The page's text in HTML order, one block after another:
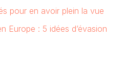
pour en avoir plein la vue
Europe : 5 idées d’évasion